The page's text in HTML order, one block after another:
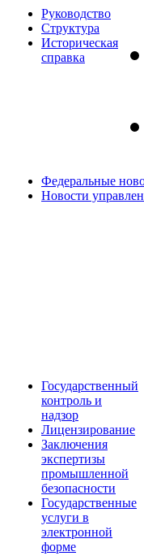
Руководство
Структура
Историческая
справка
Федеральные
Новости
Государственный
контроль и
надзор
Лицензирование
Заключения
экспертизы
промышленной
безопасности
Государственные
услуги в
электронной
форме